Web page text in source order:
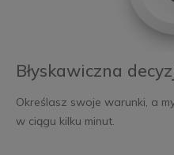
Błyskawiczna
Określasz swoje warunki, a
w ciągu kilku minut.